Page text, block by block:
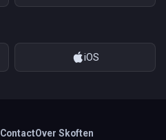
iOS
ContactOver Skoften